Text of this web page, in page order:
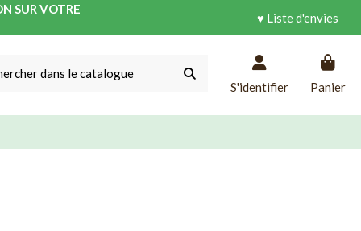
SUR VOTRE
♥ Liste d'envies
S'identifier Panier